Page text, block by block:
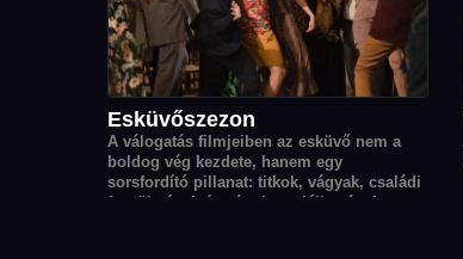
Esküvőszezon
A válogatás filmjeiben az esküvő nem a
boldog vég kezdete, hanem egy
sorsfordító pillanat: titkok, vágyak, családi
feszültségek és váratlan találkozások